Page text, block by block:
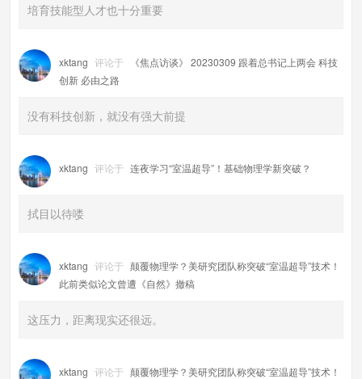
培育技能型人才也十分重要
xktang 评论于
《焦点访谈》 20230309 跟着总书记上两会 科技
创新 必由之路
没有科技创新，就没有强大前提
xktang 评论于 连夜学习“室温超导”！基础物理学新突破？
拭目以待喽
xktang 评论于 颠覆物理学？美研究团队称突破“室温超导”技术！
此前类似论文曾遭《自然》撤稿
这压力，距离现实还很远。
xktang 评论于 颠覆物理学？美研究团队称突破“室温超导”技术！